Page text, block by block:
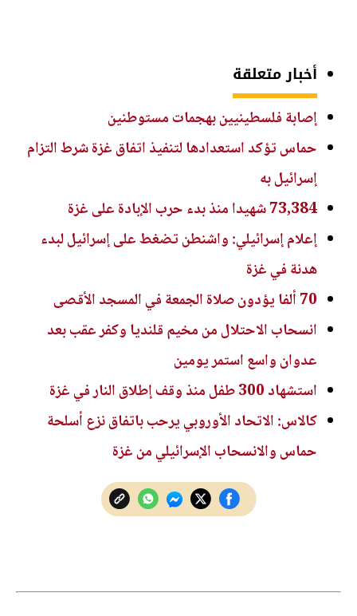
أخبار متعلقة
إصابة فلسطينيين بهجمات مستوطنين
حماس تؤكد استعدادها لتنفيذ اتفاق غزة شرط التزام
إسرائيل به
73,384 شهيدا منذ بدء حرب الإبادة على غزة
إعلام إسرائيلي: واشنطن تضغط على إسرائيل لبدء
هدنة في غزة
70 ألفا يؤدون صلاة الجمعة في المسجد الأقصى
انسحاب الاحتلال من مخيم قلنديا وكفر عقب بعد
عدوان واسع استمر يومين
استشهاد 300 طفل منذ وقف إطلاق النار في غزة
كالاس: الاتحاد الأوروبي يرحب باتفاق نزع أسلحة
حماس والانسحاب الإسرائيلي من غزة